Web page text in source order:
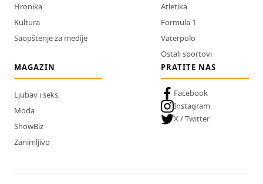
Hronika
Kultura
Saopštenje za medije
Atletika
Formula 1
Vaterpolo
Ostali sportovi
MAGAZIN
Ljubav i seks
Moda
ShowBiz
Zanimljivo
PRATITE NAS
Facebook
Instagram
X / Twitter